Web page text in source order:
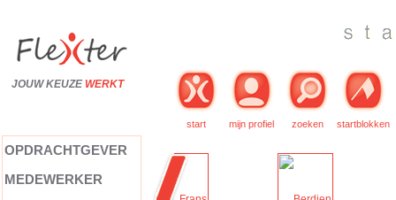
JOUW KEUZE WERKT
start mijn profiel zoeken startblokken
OPDRACHTGEVER
MEDEWERKER